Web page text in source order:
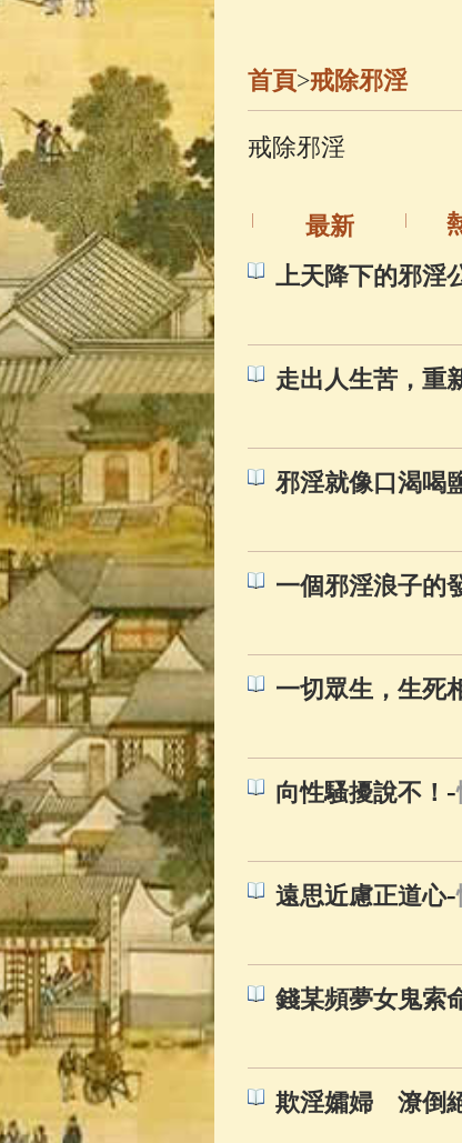
善財童子五
佛典故事
首頁>戒除邪淫
戒除邪淫
最新
上天降下的邪淫
走出人生苦，重
邪淫就像口渴喝
一個邪淫浪子的
一切眾生，生死
向性騷擾說不！ -
遠思近慮正道心-
錢某頻夢女鬼索
欺淫孀婦 潦倒